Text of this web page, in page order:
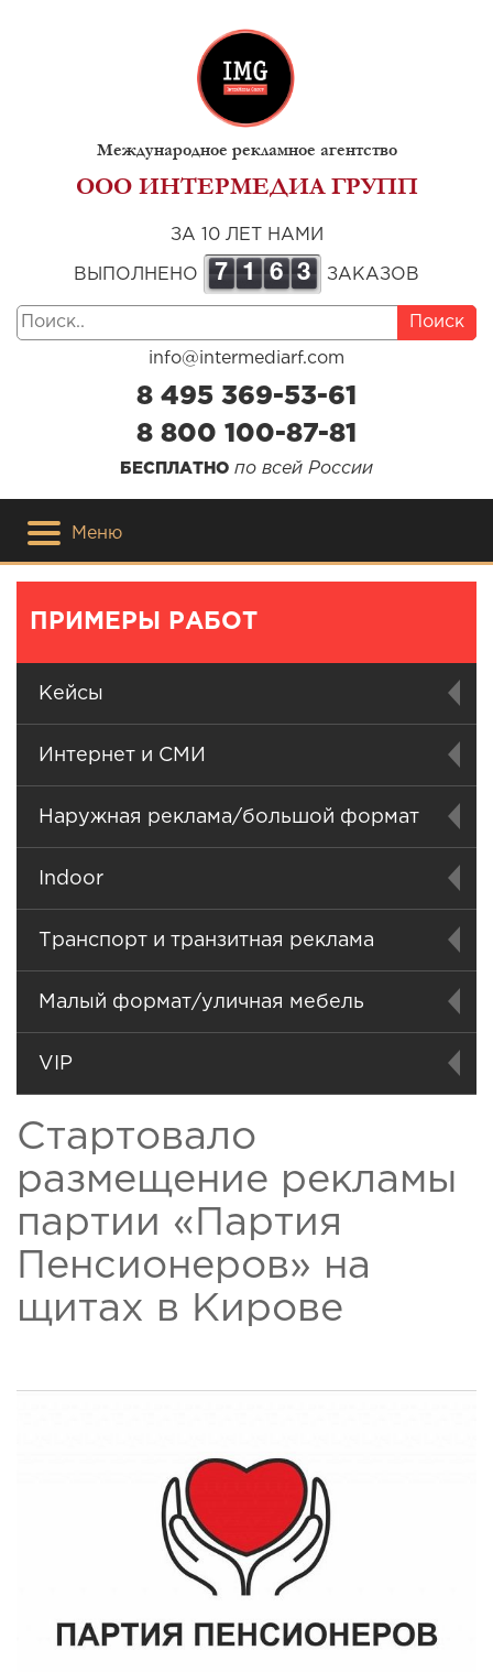
Международное рекламное агентство
ООО ИНТЕРМЕДИА ГРУПП
ЗА 10 ЛЕТ НАМИ
ВЫПОЛНЕНО 7 1 6 3 ЗАКАЗОВ
Поиск
info@intermediarf.com
8 495 369-53-61
8 800 100-87-81
БЕСПЛАТНО по всей России
Меню
ПРИМЕРЫ РАБОТ
Кейсы
Интернет и СМИ
Наружная реклама/большой формат
Indoor
Транспорт и транзитная реклама
Малый формат/уличная мебель
VIP
Стартовало
размещение рекламы
партии «Партия
Пенсионеров» на
щитах в Кирове